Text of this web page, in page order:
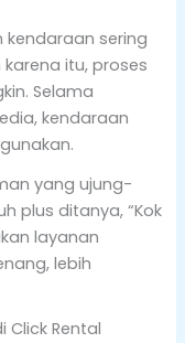
sering
itu, proses
Selama
kendaraan
yang ujung-
plus ditanya, “Kok
layanan
lebih
Click Rental